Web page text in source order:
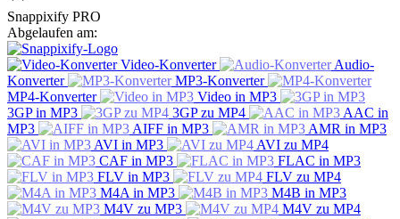
Snappixify PRO
Abgelaufen am:
Video-Konverter
Audio-
Konverter
MP3-Konverter
MP4-Konverter
Video in MP3
3GP in MP3
3GP zu MP4
AAC in
MP3
AIFF in MP3
AMR in MP3
AVI in MP3
AVI zu MP4
CAF in MP3
FLAC in MP3
FLV in MP3
FLV zu MP4
M4A in MP3
M4B in MP3
M4V zu MP3
M4V zu MP4